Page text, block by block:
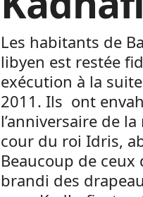
Les habitants de
libyen est restée
exécution à la
2011. Ils ont
l’anniversaire de
cour du roi Idris,
Beaucoup de
brandi des